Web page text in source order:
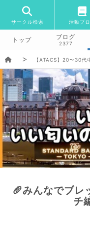
サークル検索 活動ブ
トップ ブログ
2377
【ATACS】20〜30代
🥖みんなでブレ
チ